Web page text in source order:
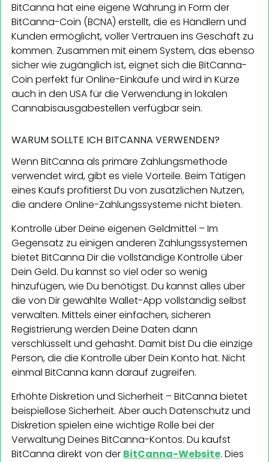
BitCanna hat eine eigene Währung in Form der
BitCanna-Coin (BCNA) erstellt, die es Händlern und
Kunden ermöglicht, voller Vertrauen ins Geschäft zu
kommen. Zusammen mit einem System, das ebenso
sicher wie zugänglich ist, eignet sich die BitCanna-
Coin perfekt für Online-Einkäufe und wird in Kürze
auch in den USA für die Verwendung in lokalen
Cannabisausgabestellen verfügbar sein.
WARUM SOLLTE ICH BITCANNA VERWENDEN?
Wenn BitCanna als primäre Zahlungsmethode
verwendet wird, gibt es viele Vorteile. Beim Tätigen
eines Kaufs profitierst Du von zusätzlichen Nutzen,
die andere Online-Zahlungssysteme nicht bieten.
Kontrolle über Deine eigenen Geldmittel – Im
Gegensatz zu einigen anderen Zahlungssystemen
bietet BitCanna Dir die vollständige Kontrolle über
Dein Geld. Du kannst so viel oder so wenig
hinzufügen, wie Du benötigst. Du kannst alles über
die von Dir gewählte Wallet-App vollständig selbst
verwalten. Mittels einer einfachen, sicheren
Registrierung werden Deine Daten dann
verschlüsselt und gehasht. Damit bist Du die einzige
Person, die die Kontrolle über Dein Konto hat. Nicht
einmal BitCanna kann darauf zugreifen.
Erhöhte Diskretion und Sicherheit – BitCanna bietet
beispiellose Sicherheit. Aber auch Datenschutz und
Diskretion spielen eine wichtige Rolle bei der
Verwaltung Deines BitCanna-Kontos. Du kaufst
BitCanna direkt von der BitCanna-Website. Dies